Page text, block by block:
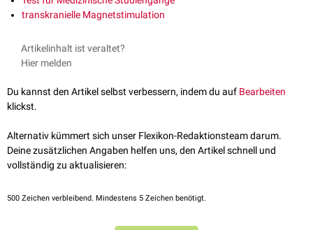
transkranielle Magnetstimulation
Artikelinhalt ist veraltet?
Hier melden
Du kannst den Artikel selbst verbessern, indem du auf Bearbeiten
klickst.
Alternativ kümmert sich unser Flexikon-Redaktionsteam darum.
Deine zusätzlichen Angaben helfen uns, den Artikel schnell und
vollständig zu aktualisieren:
500 Zeichen verbleibend. Mindestens 5 Zeichen benötigt.